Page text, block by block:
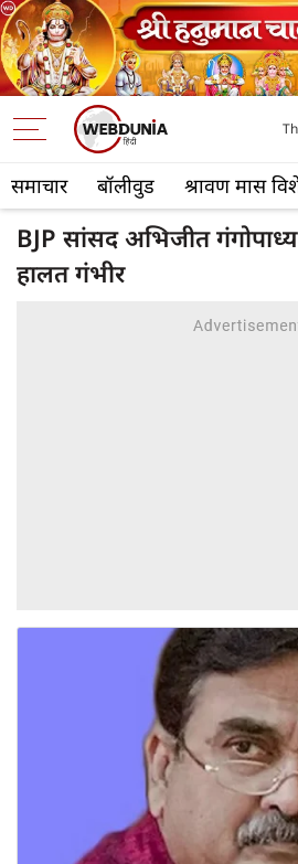
समाचार बॉलीवुड श्रावण मास
BJP सांसद अभिजीत
हालत गंभीर